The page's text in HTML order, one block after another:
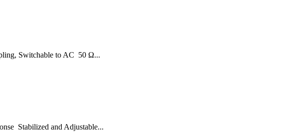
Switchable to AC 50 Ω...
Stabilized and Adjustable...